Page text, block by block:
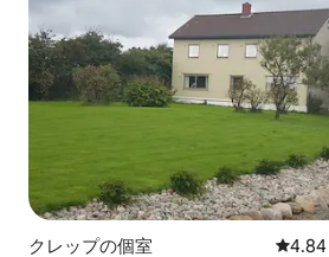
クレップの個室 レビ
4.84